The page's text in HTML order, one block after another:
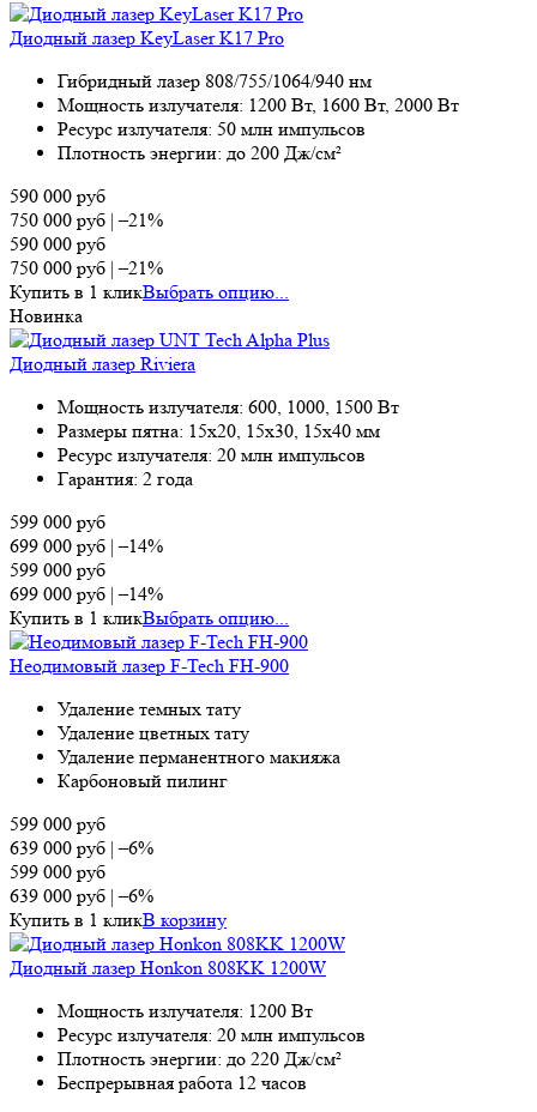
Диодный лазер KeyLaser K17 Pro
Гибридный лазер 808/755/1064/940 нм
Мощность излучателя: 1200 Вт, 1600 Вт, 2000 Вт
Ресурс излучателя: 50 млн импульсов
Плотность энергии: до 200 Дж/см²
590 000 руб
750 000 руб |–21%
590 000 руб
750 000 руб |–21%
Купить в 1 кликВыбрать опцию...
Новинка
Диодный лазер Riviera
Мощность излучателя: 600, 1000, 1500 Вт
Размеры пятна: 15х20, 15х30, 15х40 мм
Ресурс излучателя: 20 млн импульсов
Гарантия: 2 года
599 000 руб
699 000 руб |–14%
599 000 руб
699 000 руб |–14%
Купить в 1 кликВыбрать опцию...
Неодимовый лазер F-Tech FH-900
Удаление темных тату
Удаление цветных тату
Удаление перманентного макияжа
Карбоновый пилинг
599 000 руб
639 000 руб |–6%
599 000 руб
639 000 руб |–6%
Купить в 1 кликВ корзину
Диодный лазер Honkon 808KK 1200W
Мощность излучателя: 1200 Вт
Ресурс излучателя: 20 млн импульсов
Плотность энергии: до 220 Дж/см²
Беспрерывная работа 12 часов